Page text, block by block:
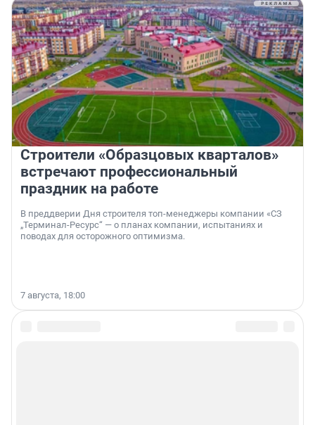
Строители «Образцовых кварталов»
встречают профессиональный
праздник на работе
В преддверии Дня строителя топ-менеджеры компании «СЗ
„Терминал-Ресурс“ — о планах компании, испытаниях и
поводах для осторожного оптимизма.
7 августа, 18:00